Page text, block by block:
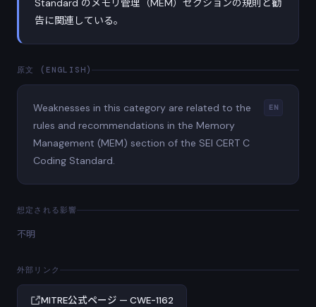
Standard のメモリ管理（MEM）セクションの規則と勧
告に関連している。
原文 (ENGLISH)
EN
Weaknesses in this category are related to the
rules and recommendations in the Memory
Management (MEM) section of the SEI CERT C
Coding Standard.
想定される影響
不明
外部リンク
MITRE公式ページ — CWE-1162